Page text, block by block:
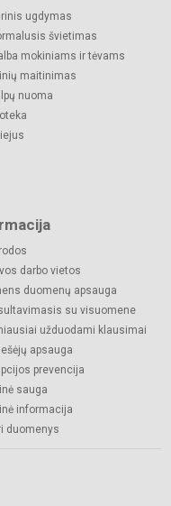
ugdymas
švietimas
mokiniams ir tėvams
maitinimas
nuoma
darbo vietos
duomenų apsauga
su visuomene
užduodami klausimai
apsauga
prevencija
sauga
informacija
duomenys